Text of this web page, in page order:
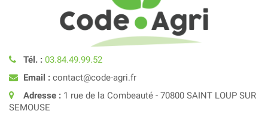
Tél. : 03.84.49.99.52
Email : contact@code-agri.fr
Adresse : 1 rue de la Combeauté - 70800 SAINT LOUP SUR
SEMOUSE